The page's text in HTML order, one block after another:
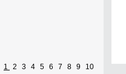
1 2 3 4 5 6 7 8 9 10